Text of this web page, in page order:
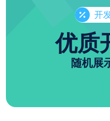
开
优质
随机展